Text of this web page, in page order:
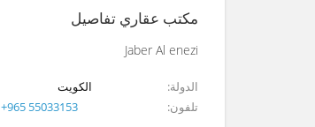
مكتب عقاري تفاصيل
Jaber Al enezi
الدولة
الكويت
تلفون
+965 55033153